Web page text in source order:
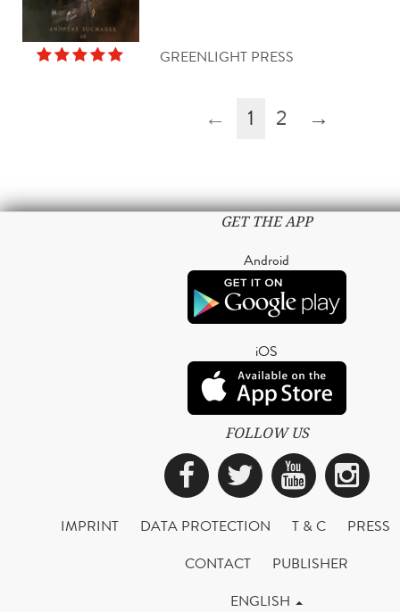
GREENLIGHT PRESS
← 1 2 →
GET THE APP
Android
iOS
FOLLOW US
Facebook
Twitter
IMPRINT DATA PROTECTION T & C
PRESS
CONTACT
PUBLISHER
ENGLISH